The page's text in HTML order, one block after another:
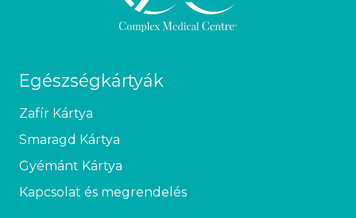
Egészségkártyák
Zafír Kártya
Smaragd Kártya
Gyémánt Kártya
Kapcsolat és megrendelés